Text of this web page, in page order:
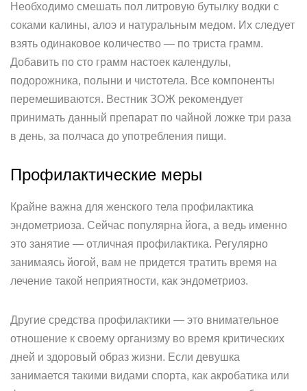
Необходимо смешать пол литровую бутылку водки с
соками калины, алоэ и натуральным медом. Их следует
взять одинаковое количество — по триста грамм.
Добавить по сто грамм настоек календулы,
подорожника, полыни и чистотела. Все компоненты
перемешиваются. Вестник ЗОЖ рекомендует
принимать данный препарат по чайной ложке три раза
в день, за полчаса до употребления пищи.
Профилактические меры
Крайне важна для женского тела профилактика
эндометриоза. Сейчас популярна йога, а ведь именно
это занятие — отличная профилактика. Регулярно
занимаясь йогой, вам не придется тратить время на
лечение такой неприятности, как эндометриоз.
Другие средства профилактики — это внимательное
отношение к своему организму во время критических
дней и здоровый образ жизни. Если девушка
занимается такими видами спорта, как акробатика или